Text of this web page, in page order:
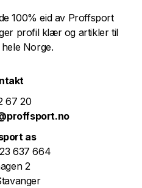
100% eid av Proffsport
profil klær og artikler til
Norge.
67 20
as
637 664
2